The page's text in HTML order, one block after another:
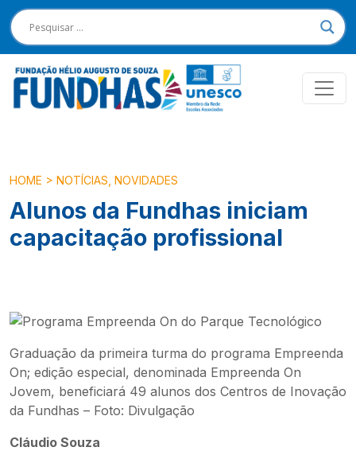
HOME > NOTÍCIAS NOVIDADES
Alunos da Fundhas iniciam
capacitação profissional
Graduação da primeira turma do programa Empreenda
On; edição especial, denominada Empreenda On
Jovem, beneficiará 49 alunos dos Centros de Inovação
da Fundhas – Foto: Divulgação
Cláudio Souza